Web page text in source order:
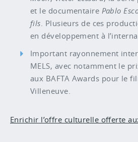
et le documentaire Pablo
fils. Plusieurs de ces
en développement à
Important rayonnement
MELS, avec notamment le
aux BAFTA Awards pour le
Villeneuve.
Enrichir l’offre culturelle offerte